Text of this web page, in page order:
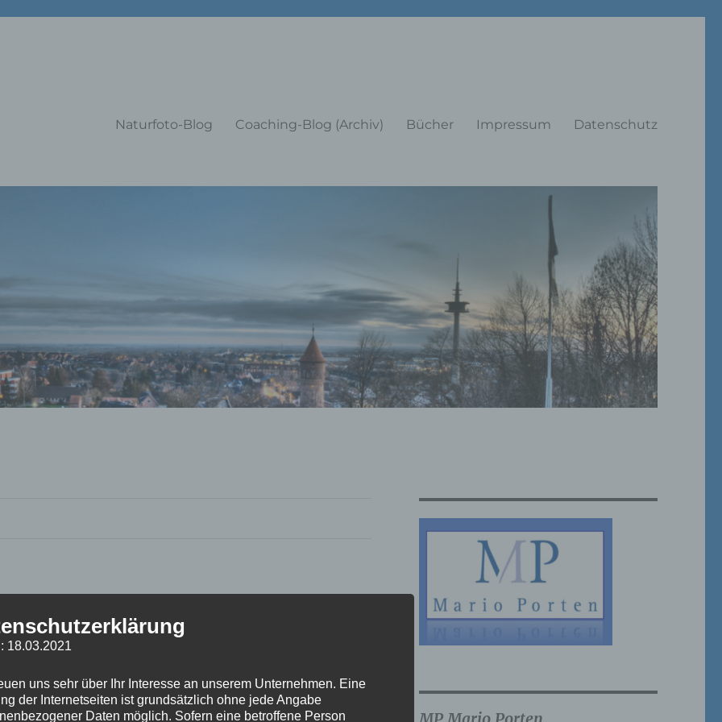
Naturfoto-Blog Coaching-Blog (Archiv) Bücher Impressum Datenschutz
18.03.2021
uns sehr über Ihr Interesse an unserem Unternehmen. Eine
der Internetseiten ist grundsätzlich ohne jede Angabe
Daten möglich. Sofern eine betroffene Person